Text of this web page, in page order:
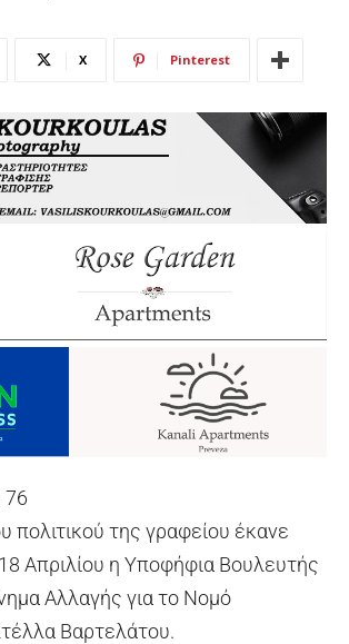
X Pinterest
76
πολιτικού της γραφείου έκανε
Απριλίου η Υποφήφια Βουλευτής
Αλλαγής για το Νομό
Βαρτελάτου.